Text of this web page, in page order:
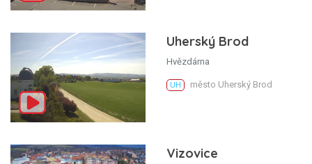
Uherský Brod
Hvězdárna
UH město Uherský Brod
Vizovice